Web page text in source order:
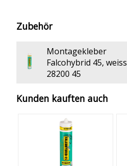
Zubehör
Montagekleber
Falcohybrid 45, weiss
28200 45
Kunden kauften auch